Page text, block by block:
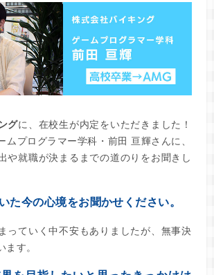
グに、在校生が内定をいただきました！
ムプログラマー学科・前田 亘輝さんに、
や就職が決まるまでの道のりをお聞きし
た今の心境をお聞かせください。
っていく中不安もありましたが、無事決
ます。